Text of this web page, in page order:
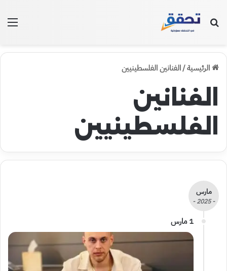
بحث عن
الرئيسية/الفنانين الفلسطينيين
الفنانين
الفلسطينيين
مارس
- 2025 -
1 مارس